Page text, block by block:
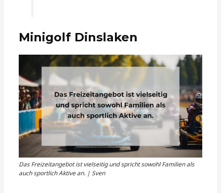
Minigolf Dinslaken
Das Freizeitangebot ist vielseitig und spricht sowohl Familien als
auch sportlich Aktive an. | Sven